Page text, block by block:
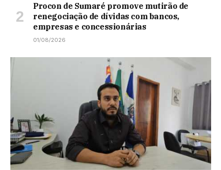
Procon de Sumaré promove mutirão de
renegociação de dívidas com bancos,
empresas e concessionárias
01/08/2026